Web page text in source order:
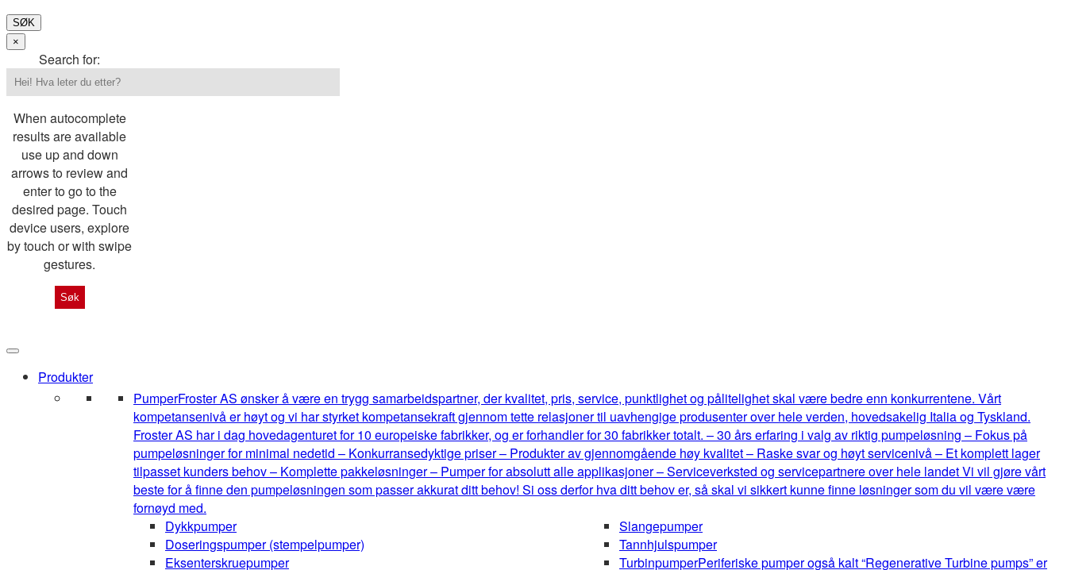
SØK
×
Search for:
When autocomplete
results are available
use up and down
arrows to review and
enter to go to the
desired page. Touch
device users, explore
by touch or with swipe
gestures.
Produkter
PumperFroster AS ønsker å være en trygg samarbeidspartner, der kvalitet, pris, service, punktlighet og pålitelighet skal være bedre enn konkurrentene. Vårt
kompetansenivå er høyt og vi har styrket kompetansekraft gjennom tette relasjoner til uavhengige produsenter over hele verden, hovedsakelig Italia og Tyskland.
Froster AS har i dag hovedagenturet for 10 europeiske fabrikker, og er forhandler for 30 fabrikker totalt. – 30 års erfaring i valg av riktig pumpeløsning – Fokus på
pumpeløsninger for minimal nedetid – Konkurransedyktige priser – Produkter av gjennomgående høy kvalitet – Raske svar og høyt servicenivå – Et komplett lager
tilpasset kunders behov – Komplette pakkeløsninger – Pumper for absolutt alle applikasjoner – Serviceverksted og servicepartnere over hele landet Vi vil gjøre vårt
beste for å finne den pumpeløsningen som passer akkurat ditt behov! Si oss derfor hva ditt behov er, så skal vi sikkert kunne finne løsninger som du vil være være
fornøyd med.
Dykkpumper
Doseringspumper (stempelpumper)
Eksenterskruepumper
Slangepumper
Tannhjulspumper
TurbinpumperPeriferiske pumper også kalt “Regenerative Turbine pumps” er